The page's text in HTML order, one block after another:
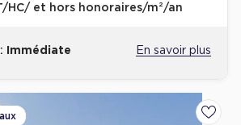
HC/ et hors honoraires/m²/an
Immédiate En savoir plus